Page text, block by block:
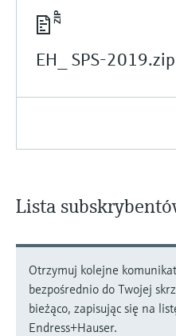
EH_ SPS-2019.zip
Lista
Otrzymuj kolejne
bezpośrednio do Twojej
bieżąco, zapisując się na
Endress+Hauser.